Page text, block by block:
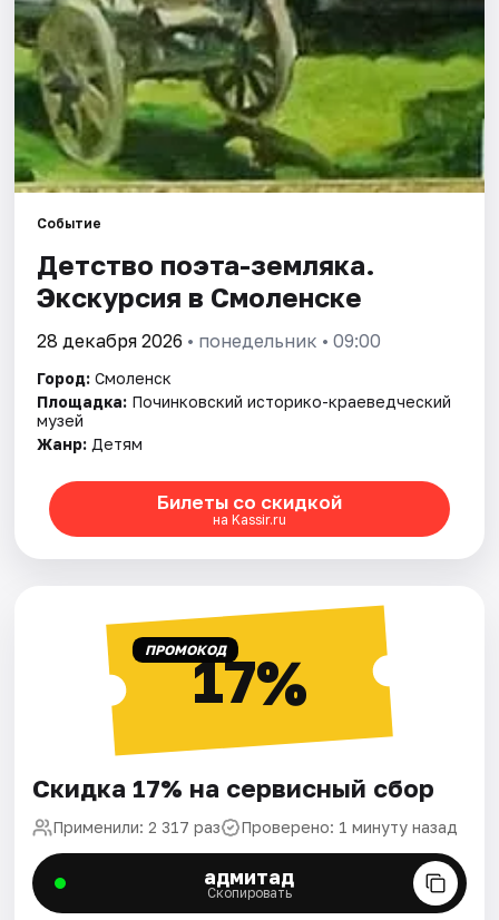
Событие
Детство поэта-земляка.
Экскурсия в Смоленске
28 декабря 2026 • понедельник • 09:00
Город: Смоленск
Площадка: Починковский историко-краеведческий
музей
Жанр: Детям
Билеты со скидкой
на Kassir.ru
ПРОМОКОД17%
Скидка 17% на сервисный сбор
Применили: 2 317 раз Проверено: 1 минуту назад
адмитад
Скопировать